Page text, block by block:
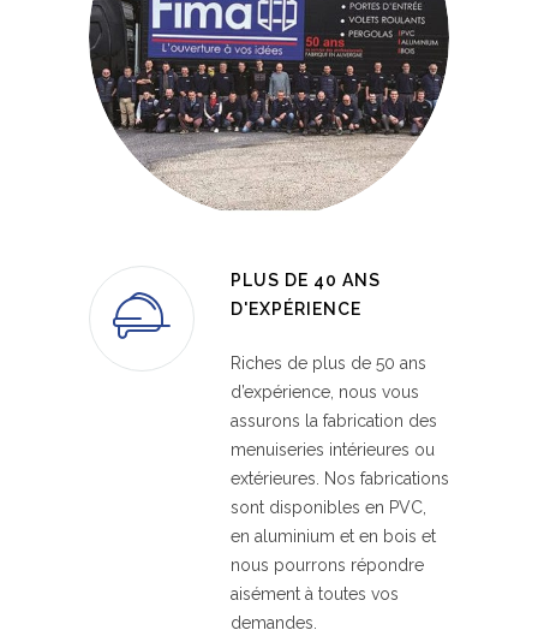
PLUS DE 40 ANS
D'EXPÉRIENCE
Riches de plus de 50 ans
d’expérience, nous vous
assurons la fabrication des
menuiseries intérieures ou
extérieures. Nos fabrications
sont disponibles en PVC,
en aluminium et en bois et
nous pourrons répondre
aisément à toutes vos
demandes.